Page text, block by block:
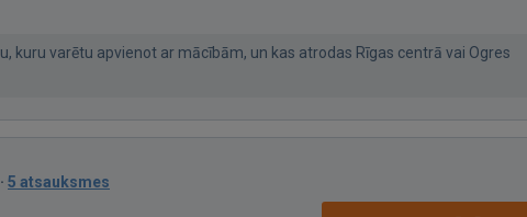
kuru varētu apvienot ar mācībām, un kas atrodas Rīgas centrā vai Ogres
· 5 atsauksmes